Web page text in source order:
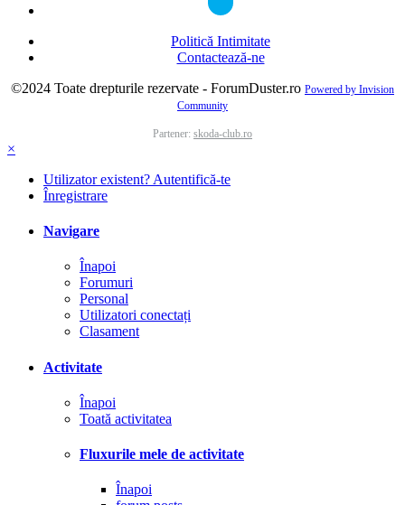
Politică Intimitate
Contactează-ne
©2024 Toate drepturile rezervate - ForumDuster.ro Powered by Invision
Community
Partener: skoda-club.ro
×
Utilizator existent? Autentifică-te
Înregistrare
Navigare
Înapoi
Forumuri
Personal
Utilizatori conectați
Clasament
Activitate
Înapoi
Toată activitatea
Fluxurile mele de activitate
Înapoi